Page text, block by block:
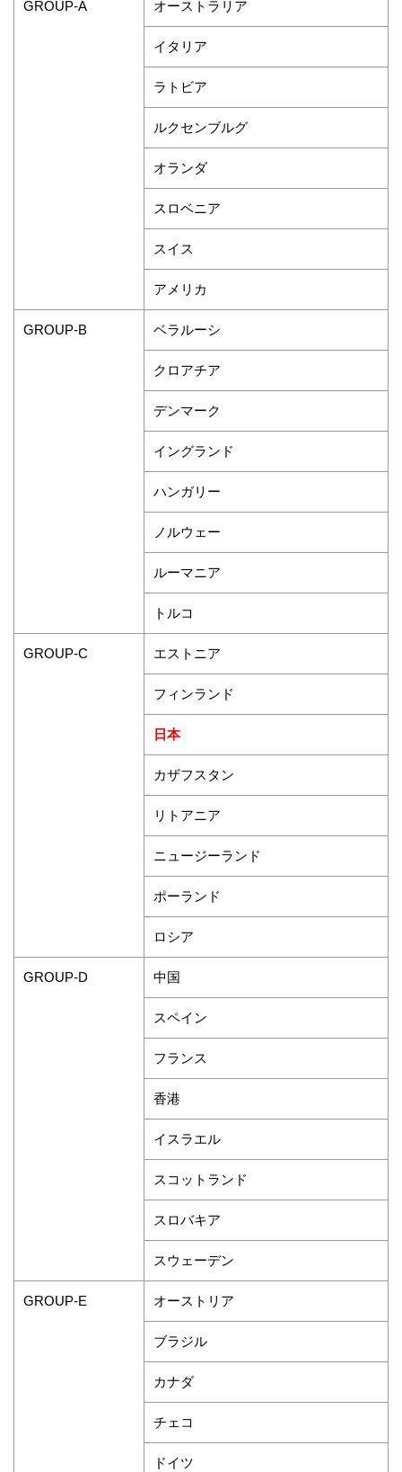
GROUP-A オーストラリア
イタリア
ラトビア
ルクセンブルグ
オランダ
スロベニア
スイス
アメリカ
GROUP-B ベラルーシ
クロアチア
デンマーク
イングランド
ハンガリー
ノルウェー
ルーマニア
トルコ
GROUP-C エストニア
フィンランド
日本
カザフスタン
リトアニア
ニュージーランド
ポーランド
ロシア
GROUP-D 中国
スペイン
フランス
香港
イスラエル
スコットランド
スロバキア
スウェーデン
GROUP-E オーストリア
ブラジル
カナダ
チェコ
ドイツ